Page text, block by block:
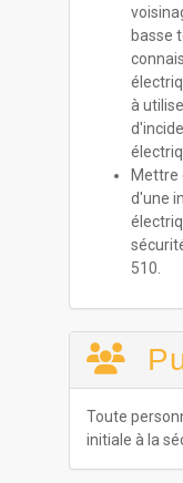
basse
à
Mettre
d'une
510.
Toute
initiale à la